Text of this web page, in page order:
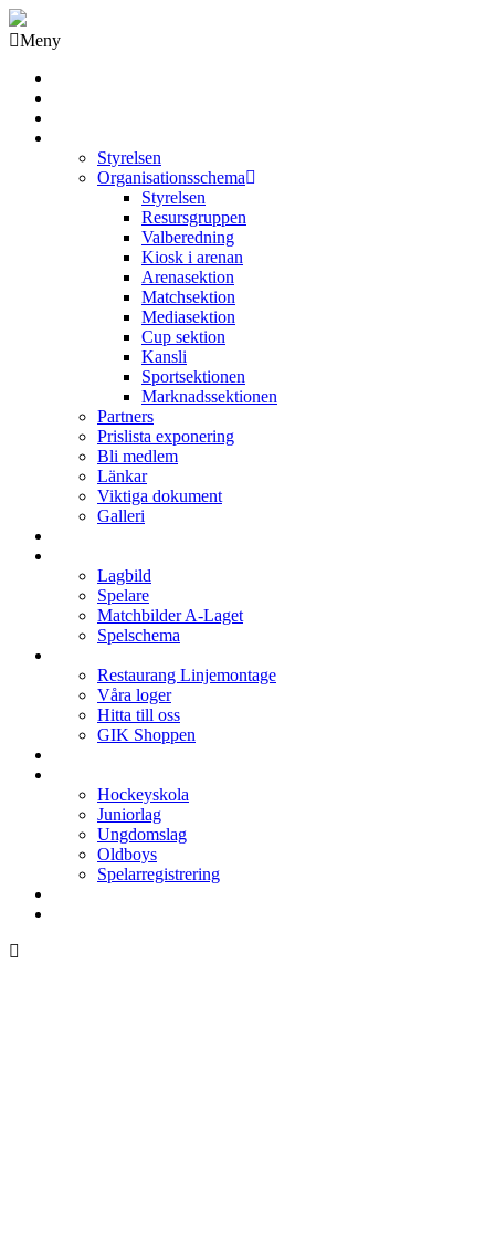
Meny
Styrelsen
Organisationsschema
Styrelsen
Resursgruppen
Valberedning
Kiosk i arenan
Arenasektion
Matchsektion
Mediasektion
Cup sektion
Kansli
Sportsektionen
Marknadssektionen
Partners
Prislista exponering
Bli medlem
Länkar
Viktiga dokument
Galleri
Lagbild
Spelare
Matchbilder A-Laget
Spelschema
Restaurang Linjemontage
Våra loger
Hitta till oss
GIK Shoppen
Hockeyskola
Juniorlag
Ungdomslag
Oldboys
Spelarregistrering